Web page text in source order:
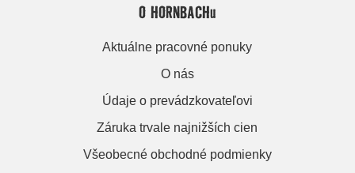
O HORNBACHu
Aktuálne pracovné ponuky
O nás
Údaje o prevádzkovateľovi
Záruka trvale najnižších cien
Všeobecné obchodné podmienky